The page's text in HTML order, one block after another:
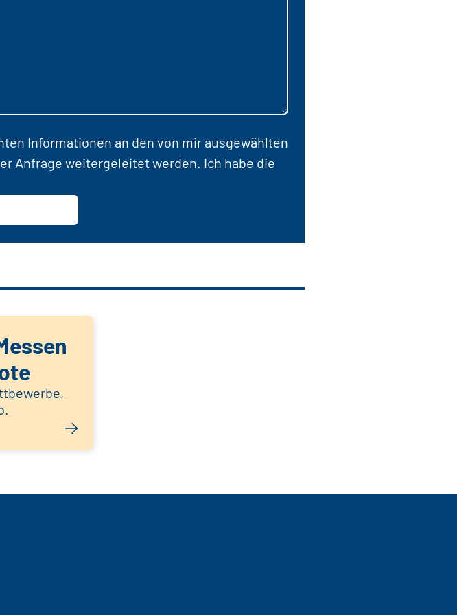
Informationen an den von mir ausgewählten
Anfrage weitergeleitet werden. Ich habe die